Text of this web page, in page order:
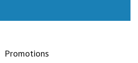
Promotions